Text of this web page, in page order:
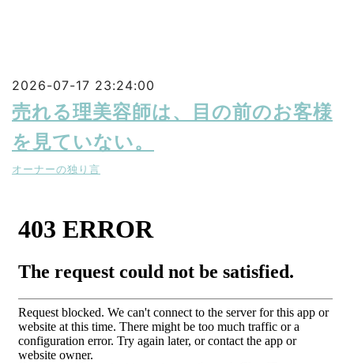
2026-07-17 23:24:00
売れる理美容師は、目の前のお客様
を見ていない。
オーナーの独り言